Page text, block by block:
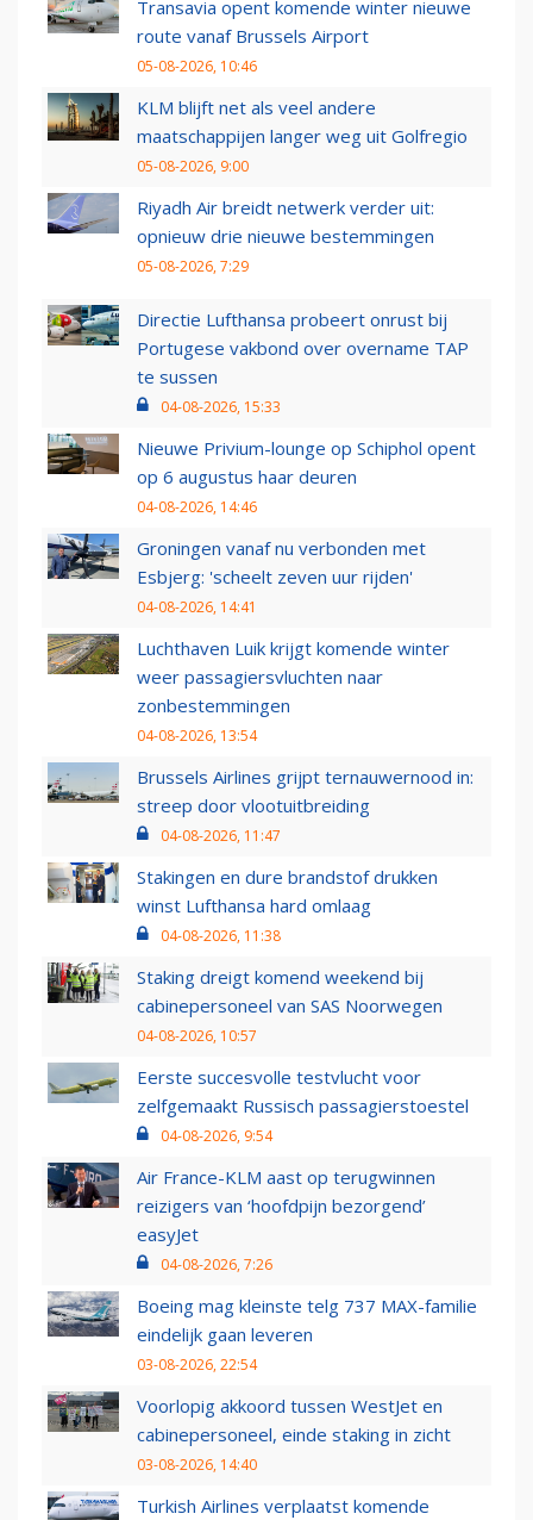
Transavia opent komende winter nieuwe
route vanaf Brussels Airport
05-08-2026, 10:46
KLM blijft net als veel andere
maatschappijen langer weg uit Golfregio
05-08-2026, 9:00
Riyadh Air breidt netwerk verder uit:
opnieuw drie nieuwe bestemmingen
05-08-2026, 7:29
Directie Lufthansa probeert onrust bij
Portugese vakbond over overname TAP
te sussen
04-08-2026, 15:33
Nieuwe Privium-lounge op Schiphol opent
op 6 augustus haar deuren
04-08-2026, 14:46
Groningen vanaf nu verbonden met
Esbjerg: 'scheelt zeven uur rijden'
04-08-2026, 14:41
Luchthaven Luik krijgt komende winter
weer passagiersvluchten naar
zonbestemmingen
04-08-2026, 13:54
Brussels Airlines grijpt ternauwernood in:
streep door vlootuitbreiding
04-08-2026, 11:47
Stakingen en dure brandstof drukken
winst Lufthansa hard omlaag
04-08-2026, 11:38
Staking dreigt komend weekend bij
cabinepersoneel van SAS Noorwegen
04-08-2026, 10:57
Eerste succesvolle testvlucht voor
zelfgemaakt Russisch passagierstoestel
04-08-2026, 9:54
Air France-KLM aast op terugwinnen
reizigers van ‘hoofdpijn bezorgend’
easyJet
04-08-2026, 7:26
Boeing mag kleinste telg 737 MAX-familie
eindelijk gaan leveren
03-08-2026, 22:54
Voorlopig akkoord tussen WestJet en
cabinepersoneel, einde staking in zicht
03-08-2026, 14:40
Turkish Airlines verplaatst komende